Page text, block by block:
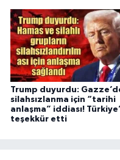
Trump duyurdu:
silahsızlanma için “tarihi
anlaşma” iddiası!
teşekkür etti